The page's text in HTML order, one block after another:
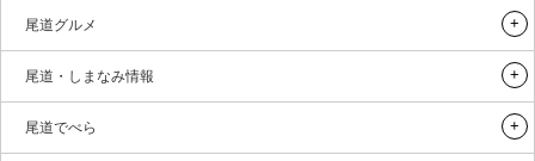
尾道グルメ
尾道・しまなみ情報
尾道でべら